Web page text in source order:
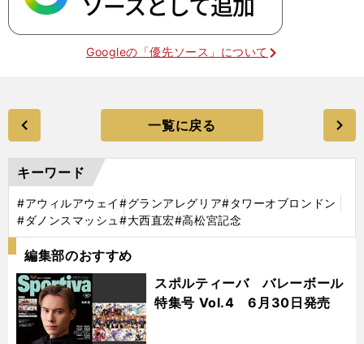
Googleの「優先ソース」について
一覧に戻る
キーワード
#アウィルアウェイ#グランアレグリア#タワーオブロンドン
#ダノンスマッシュ#大西直宏#高松宮記念
編集部のおすすめ
スポルティーバ バレーボール
特集号 Vol.4 6月30日発売